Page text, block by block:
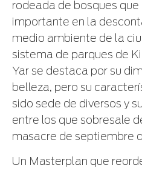
rodeada de bosques
importante en la
medio ambiente de la
sistema de parques de
Yar se destaca por su
belleza, pero su
sido sede de diversos y
entre los que sobresale
masacre de septiembre
Un Masterplan que